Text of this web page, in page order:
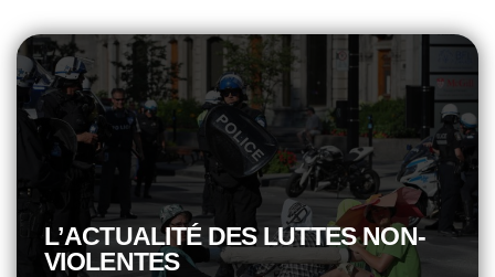
L’ACTUALITÉ DES LUTTES NON-
VIOLENTES